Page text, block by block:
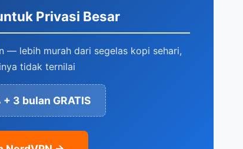
Privasi Besar
— lebih murah dari segelas kopi sehari,
tidak ternilai
3 bulan GRATIS